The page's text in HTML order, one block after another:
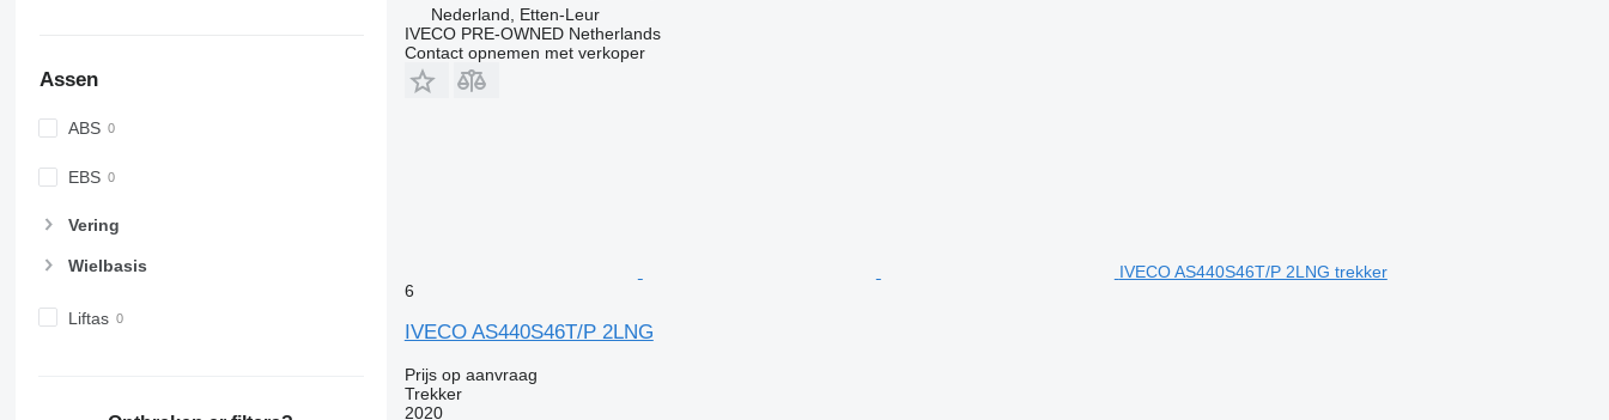
Assen
ABS
EBS
Vering
Wielbasis
Liftas
Nederland, Etten-Leur
IVECO PRE-OWNED Netherlands
Contact opnemen met verkoper
IVECO AS440S46T/P 2LNG trekker
6
IVECO AS440S46T/P 2LNG
Prijs op aanvraag
Trekker
2020